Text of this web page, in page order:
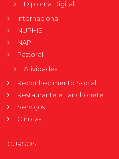
Diploma Digital
Internacional
NUPHIS
NAPI
Pastoral
Atividades
Reconhecimento Social
Restaurante e Lanchonete
Serviços
Clínicas
CURSOS